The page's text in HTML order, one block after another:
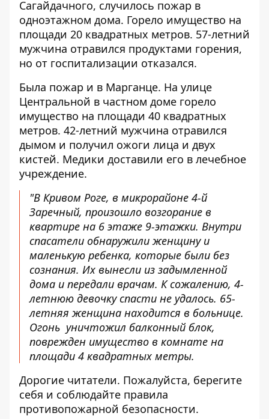
Сагайдачного, случилось пожар в
одноэтажном дома. Горело имущество на
площади 20 квадратных метров. 57-летний
мужчина отравился продуктами горения,
но от госпитализации отказался.
Была пожар и в Марганце. На улице
Центральной в частном доме горело
имущество на площади 40 квадратных
метров. 42-летний мужчина отравился
дымом и получил ожоги лица и двух
кистей. Медики доставили его в лечебное
учреждение.
"В Кривом Роге, в микрорайоне 4-й
Заречный, произошло возгорание в
квартире на 6 этаже 9-этажки. Внутри
спасатели обнаружили женщину и
маленькую ребенка, которые были без
сознания. Их вынесли из задымленной
дома и передали врачам. К сожалению, 4-
летнюю девочку спасти не удалось. 65-
летняя женщина находится в больнице.
Огонь уничтожил балконный блок,
поврежден имущество в комнате на
площади 4 квадратных метры.
Дорогие читатели. Пожалуйста, берегите
себя и соблюдайте правила
противопожарной безопасности.